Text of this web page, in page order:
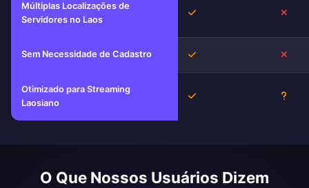
Múltiplas Localizações de
Servidores no Laos
Sim
Sem Necessidade de Cadastro Sim
Otimizado para Streaming
Laosiano
Sim
O Que Nossos Usuários Dizem